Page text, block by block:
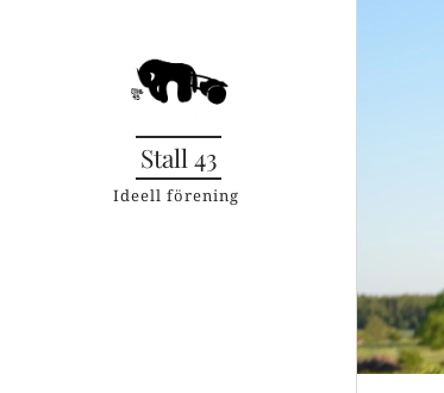
Stall 43
Ideell förening